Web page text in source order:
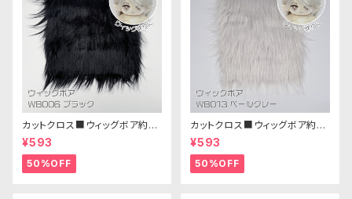
カットクロス■ウィッグボア約8c
m(ブラック)WB006ボア生地 2
5cm × 45cm
¥593
50%OFF
カットクロス■ウィッグボア約8c
m(ペールグレー)WB013 ボア
生地 25cm × 45cm
¥593
50%OFF